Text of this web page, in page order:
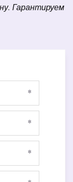
Гарантируем
*
*
*